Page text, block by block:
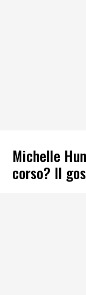
Michelle
corso? Il